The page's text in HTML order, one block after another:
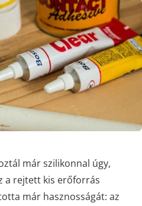
már szilikonnal úgy,
a rejtett kis erőforrás
már hasznosságát: az